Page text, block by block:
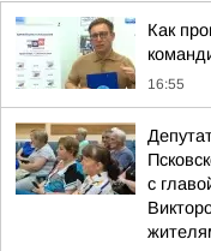
Как
16:55
с